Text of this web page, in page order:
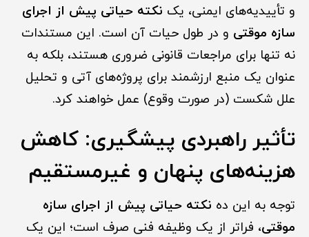
و تأییدیه‌های ایمنی، یک نکته حیاتی پیش از اجرای
سازه موقتی و در طول حیات آن است. این مستندات
نه تنها برای مراجعات قانونی ضروری هستند، بلکه به
عنوان یک منبع ارزشمند برای پروژه‌های آتی و تحلیل
علل شکست (در صورت وقوع) عمل خواهند کرد.
تأثیر راهبردی پیشگیری: کاهش
هزینه‌های پنهان و غیرمستقیم
توجه به این ده نکته حیاتی پیش از اجرای سازه
موقتی، فراتر از یک وظیفه فنی صرف است؛ این یک